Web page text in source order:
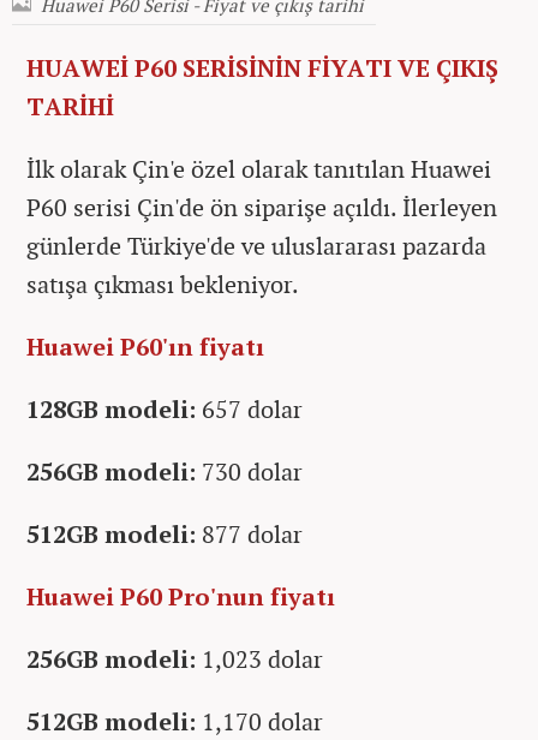
Huawei P60 Serisi - Fiyat ve çıkış tarihi
HUAWEİ P60 SERİSİNİN FİYATI VE ÇIKIŞ
TARİHİ
İlk olarak Çin'e özel olarak tanıtılan Huawei
P60 serisi Çin'de ön siparişe açıldı. İlerleyen
günlerde Türkiye'de ve uluslararası pazarda
satışa çıkması bekleniyor.
Huawei P60'ın fiyatı
128GB modeli: 657 dolar
256GB modeli: 730 dolar
512GB modeli: 877 dolar
Huawei P60 Pro'nun fiyatı
256GB modeli: 1,023 dolar
512GB modeli: 1,170 dolar